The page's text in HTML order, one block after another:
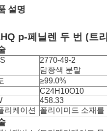
설명
p-페닐렌 두 번 (트
2770-49-2
담황색 분말
≥99.0%
C24H10O10
458.33
리케이션
폴리이미드 소재를